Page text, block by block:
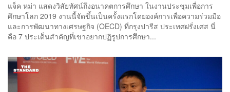
แจ็ค หม่า แสดงวิสัยทัศน์ถึงอนาคตการศึกษา ในงานประชุมเพื่อการ
ศึกษาโลก 2019 งานนี้จัดขึ้นเป็นครั้งแรกโดยองค์การเพื่อความร่วมมือ
และการพัฒนาทางเศรษฐกิจ (OECD) ที่กรุงปารีส ประเทศฝรั่งเศส นี่
คือ 7 ประเด็นสำคัญที่เขาอยากปฏิรูปการศึกษา...